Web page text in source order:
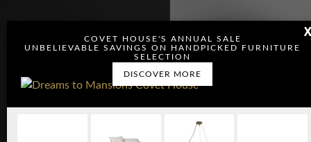
X
COVET HOUSE'S ANNUAL SALE
UNBELIEVABLE SAVINGS ON HANDPICKED FURNITURE
SELECTION
DISCOVER MORE